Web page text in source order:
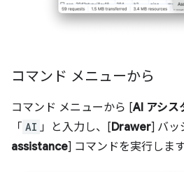
コマンド メニューから
コマンド メニューから [AI アシス
「 AI 」と入力し、[Drawer] バッ
assistance] コマンドを実行します